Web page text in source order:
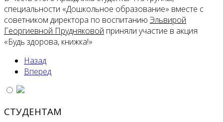
специальности «Дошкольное образование» вместе с
советником директора по воспитанию Эльвирой
Георгиевной Прудняковой приняли участие в акция
«Будь здорова, книжка!»
Назад
Вперед
СТУДЕНТАМ